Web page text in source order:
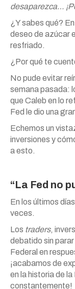
desaparezca…
¿Y sabes qué?
deseo de azúcar
resfriado.
¿Por qué te
No pude evitar
semana pasada:
que Caleb en lo
Fed le dio una
Echemos un
inversiones y
a esto.
“La Fed no
En los últimos
veces.
Los traders,
debatido sin
Federal en
¡acabamos de
en la historia de
constantemente!